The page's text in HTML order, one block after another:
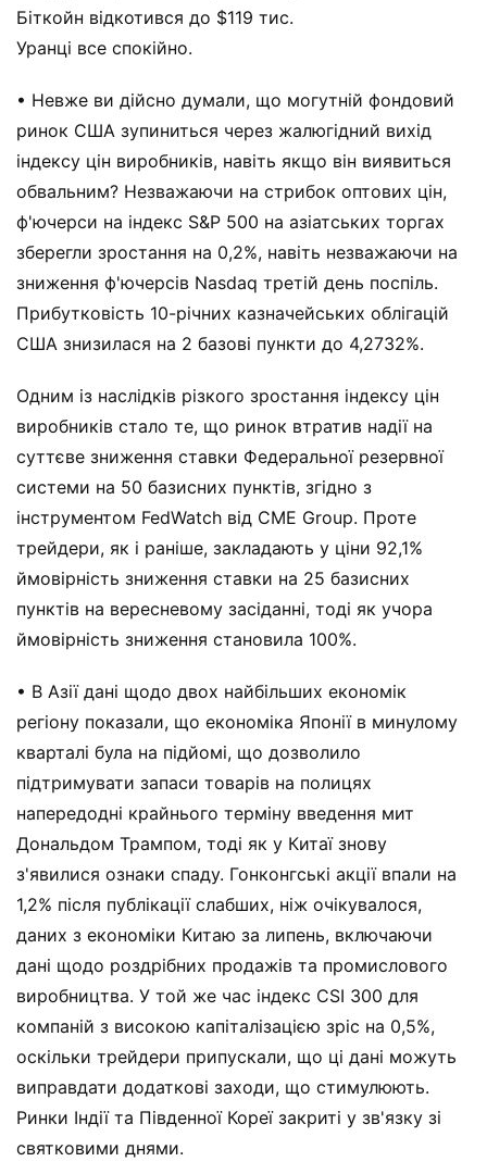
Біткойн відкотився до $119 тис.
Уранці все спокійно.
• Невже ви дійсно думали, що могутній фондовий
ринок США зупиниться через жалюгідний вихід
індексу цін виробників, навіть якщо він виявиться
обвальним? Незважаючи на стрибок оптових цін,
ф'ючерси на індекс S&P 500 на азіатських торгах
зберегли зростання на 0,2%, навіть незважаючи на
зниження ф'ючерсів Nasdaq третій день поспіль.
Прибутковість 10-річних казначейських облігацій
США знизилася на 2 базові пункти до 4,2732%.
Одним із наслідків різкого зростання індексу цін
виробників стало те, що ринок втратив надії на
суттєве зниження ставки Федеральної резервної
системи на 50 базисних пунктів, згідно з
інструментом FedWatch від CME Group. Проте
трейдери, як і раніше, закладають у ціни 92,1%
ймовірність зниження ставки на 25 базисних
пунктів на вересневому засіданні, тоді як учора
ймовірність зниження становила 100%.
• В Азії дані щодо двох найбільших економік
регіону показали, що економіка Японії в минулому
кварталі була на підйомі, що дозволило
підтримувати запаси товарів на полицях
напередодні крайнього терміну введення мит
Дональдом Трампом, тоді як у Китаї знову
з'явилися ознаки спаду. Гонконгські акції впали на
1,2% після публікації слабших, ніж очікувалося,
даних з економіки Китаю за липень, включаючи
дані щодо роздрібних продажів та промислового
виробництва. У той же час індекс CSI 300 для
компаній з високою капіталізацією зріс на 0,5%,
оскільки трейдери припускали, що ці дані можуть
виправдати додаткові заходи, що стимулюють.
Ринки Індії та Південної Кореї закриті у зв'язку зі
святковими днями.